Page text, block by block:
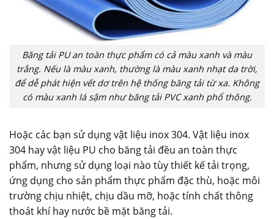
Băng tải PU an toàn thực phẩm có cả màu xanh và màu
trắng. Nếu là màu xanh, thường là màu xanh nhạt da trời,
để dễ phát hiện vết dơ trên hệ thống băng tải từ xa. Không
có màu xanh lá sậm như băng tải PVC xanh phổ thông.
Hoặc các bạn sử dụng vật liệu inox 304. Vật liệu inox
304 hay vật liệu PU cho băng tải đều an toàn thực
phẩm, nhưng sử dụng loại nào tùy thiết kế tải trọng,
ứng dụng cho sản phẩm thực phẩm đặc thù, hoặc môi
trường chịu nhiệt, chịu dầu mỡ, hoặc tính chất thông
thoát khí hay nước bề mặt băng tải.